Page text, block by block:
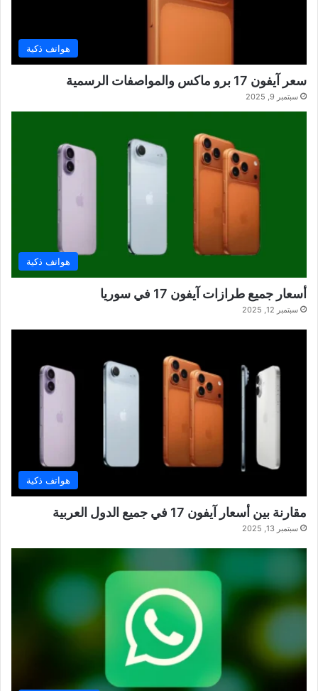
هواتف ذكية
سعر آيفون 17 برو ماكس والمواصفات الرسمية
سبتمبر 9, 2025
هواتف ذكية
أسعار جميع طرازات آيفون 17 في سوريا
سبتمبر 12, 2025
هواتف ذكية
مقارنة بين أسعار آيفون 17 في جميع الدول العربية
سبتمبر 13, 2025